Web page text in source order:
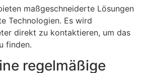
maßgeschneiderte Lösungen
Technologien. Es wird
direkt zu kontaktieren, um das
finden.
regelmäßige